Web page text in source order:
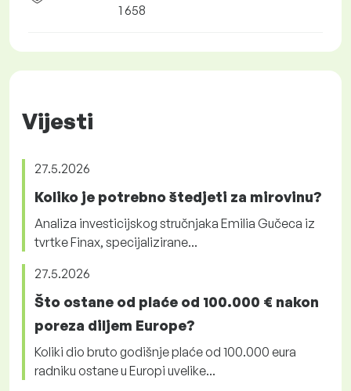
1 658
Vijesti
27.5.2026
Koliko je potrebno štedjeti za mirovinu?
Analiza investicijskog stručnjaka Emilia Gučeca iz
tvrtke Finax, specijalizirane...
27.5.2026
Što ostane od plaće od 100.000 € nakon
poreza diljem Europe?
Koliki dio bruto godišnje plaće od 100.000 eura
radniku ostane u Europi uvelike...